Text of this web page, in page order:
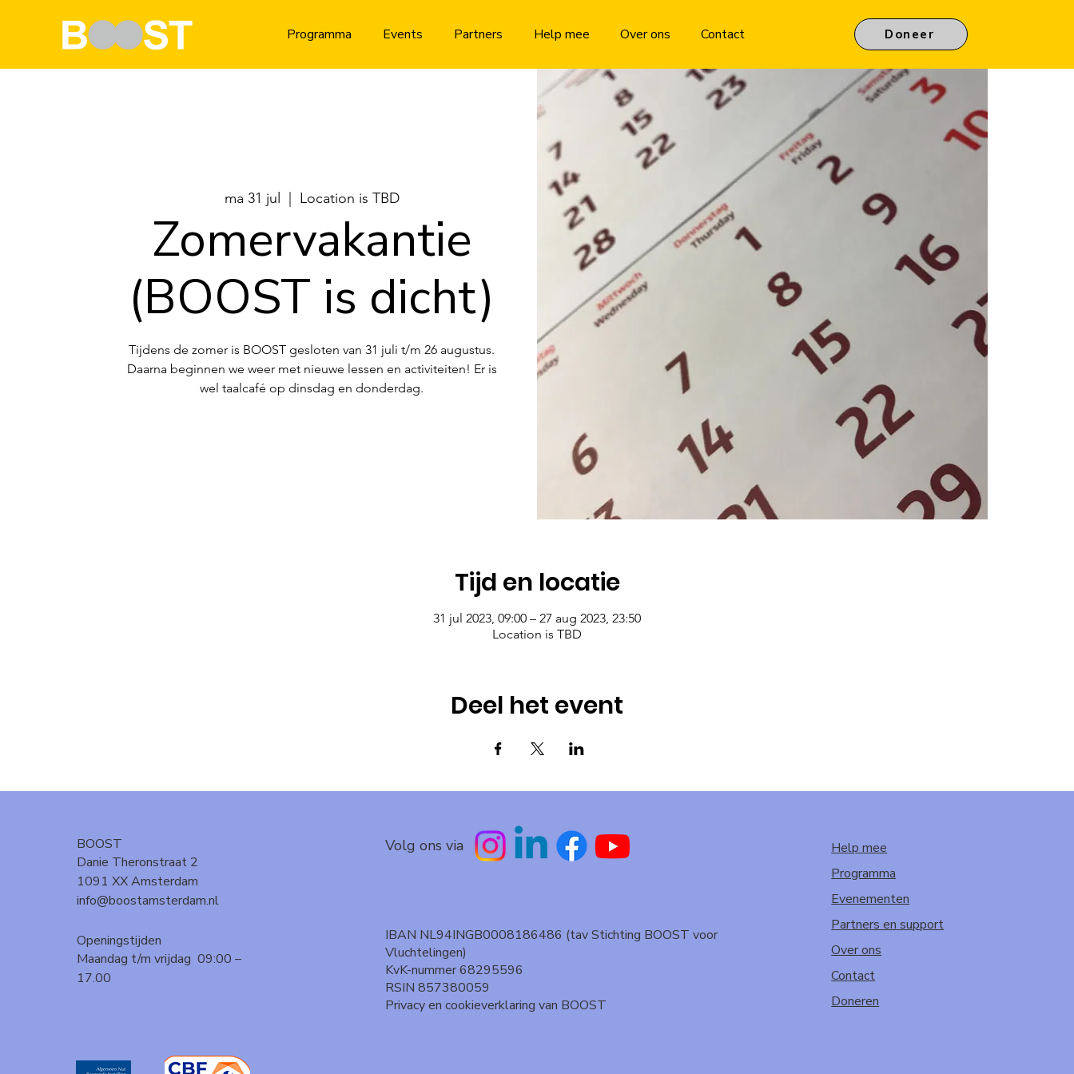
Programma Events Partners Help mee Over ons Contact Doneer
ma 31 jul Location is TBD
Zomervakantie
(BOOST is dicht)
Tijdens de zomer is BOOST gesloten van 31 juli t/m 26 augustus.
Daarna beginnen we weer met nieuwe lessen en activiteiten! Er is
wel taalcafé op dinsdag en donderdag.
Tijd en locatie
31 jul 2023, 09:00 – 27 aug 2023, 23:50
Location is TBD
Deel het event
BOOST
Danie Theronstraat 2
1091 XX Amsterdam
info@boostamsterdam.nl
Openingstijden
Maandag t/m vrijdag 09:00 –
17.00
Volg ons via
IBAN NL94INGB0008186486 (tav Stichting BOOST voor
Vluchtelingen)
KvK-nummer 68295596
RSIN 857380059
Privacy en cookieverklaring van BOOST
Help mee
Programma
Evenementen
Partners en support
Over ons
Contact
Doneren